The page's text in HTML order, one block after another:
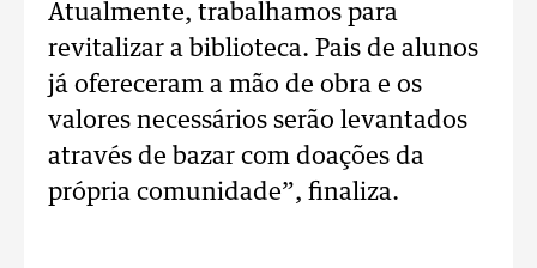
Atualmente, trabalhamos para
revitalizar a biblioteca. Pais de alunos
já ofereceram a mão de obra e os
valores necessários serão levantados
através de bazar com doações da
própria comunidade”, finaliza.